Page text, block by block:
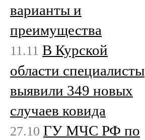
варианты и
преимущества
11.11 В Курской
области специалисты
выявили 349 новых
случаев ковида
27.10 ГУ МЧС РФ по